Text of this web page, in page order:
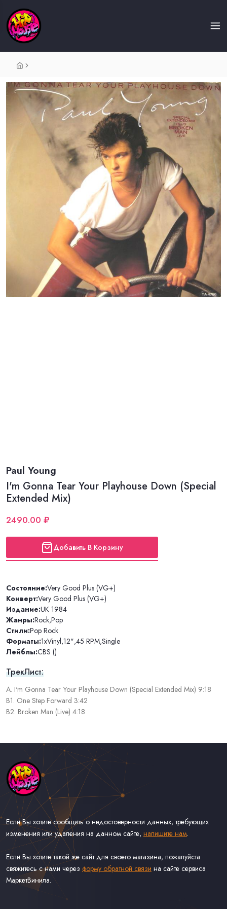
Paul Young
I'm Gonna Tear Your Playhouse Down (Special
Extended Mix)
2490.00 ₽
Добавить В Корзину
Состояние:Very Good Plus (VG+)
Конверт:Very Good Plus (VG+)
Издание:UK 1984
Жанры:Rock,Pop
Стили:Pop Rock
Форматы:1xVinyl,12",45 RPM,Single
Лейблы:CBS ()
ТрекЛист:
A. I'm Gonna Tear Your Playhouse Down (Special Extended Mix) 9:18
B1. One Step Forward 3:42
B2. Broken Man (Live) 4:18
Если Вы хотите сообщить о недостоверности данных, требующих
изменения или удаления на данном сайте, напишите нам.
Если Вы хотите такой же сайт для своего магазина, пожалуйста
свяжитесь с нами через форму обратной связи на сайте сервиса
МаркетВинила.
Каталог Музыки на Виниле В Наличии